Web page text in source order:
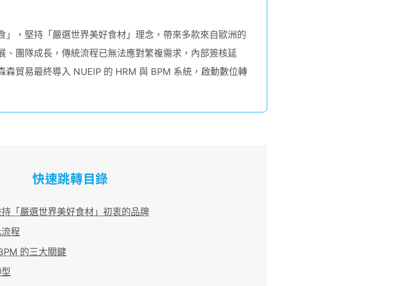
」，堅持「嚴選世界美好食材」理念，帶來多款來自歐洲的
、團隊成長，傳統流程已無法應對繁複需求，內部簽核延
森貿易最終導入 NUEIP 的 HRM 與 BPM 系統，啟動數位轉
快速跳轉目錄
「嚴選世界美好食材」初衷的品牌
程
的三大關鍵